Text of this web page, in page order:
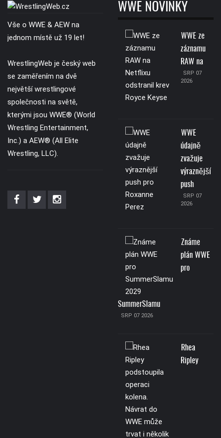
Vše o WWE & AEW na
jednom místě už 19 let!
WrestlingWeb je český web
se zaměřením na dvě
největší wrestlingové
společnosti na světě,
kterými jsou WWE® (World
Wrestling Entertainment,
Inc.) a AEW® (All Elite
Wrestling, LLC).
WWE NOVINKY
WWE ze
záznamu
RAW na
SRP 07
2026
WWE
údajně
zvažuje
výraznější
push
SRP 07
2026
Známe
plán WWE
pro
SummerSlamu
SRP 07 2026
Rhea
Ripley